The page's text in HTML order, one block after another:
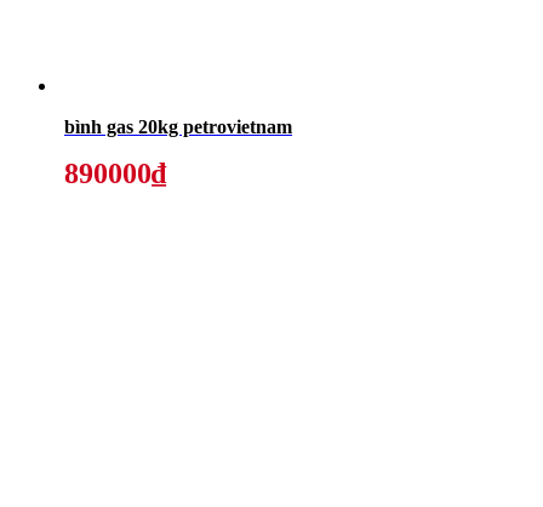
bình gas 20kg petrovietnam
890000₫